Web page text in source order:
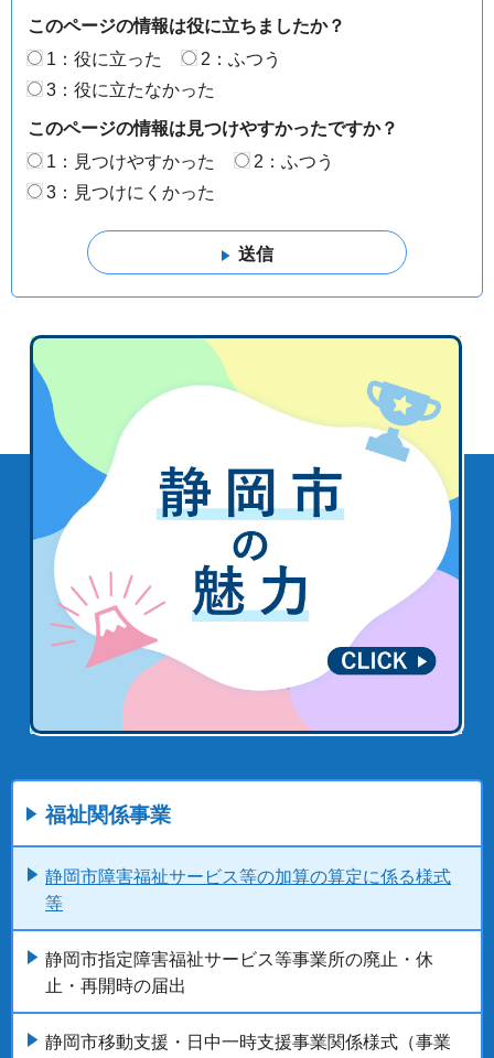
このページの情報は役に立ちましたか？
1：役に立った
2：ふつう
3：役に立たなかった
このページの情報は見つけやすかったですか？
1：見つけやすかった
2：ふつう
3：見つけにくかった
福祉関係事業
静岡市障害福祉サービス等の加算の算定に係る様式
等
静岡市指定障害福祉サービス等事業所の廃止・休
止・再開時の届出
静岡市移動支援・日中一時支援事業関係様式（事業